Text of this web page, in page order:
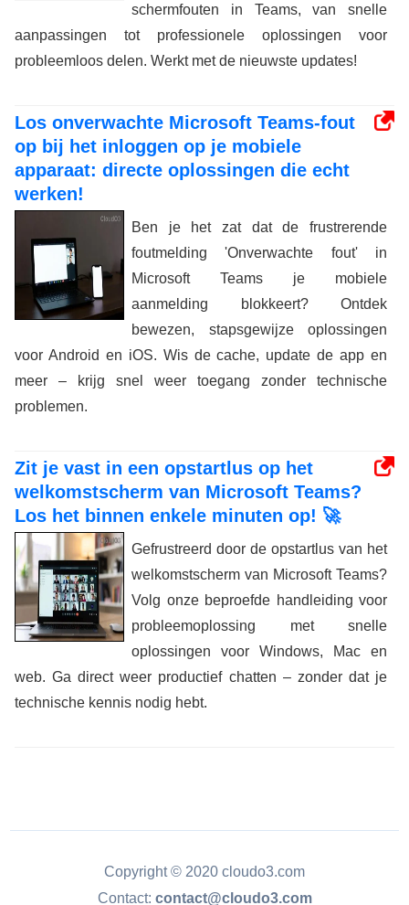
schermfouten in Teams, van snelle
aanpassingen tot professionele oplossingen voor
probleemloos delen. Werkt met de nieuwste updates!
Los onverwachte Microsoft Teams-fout
op bij het inloggen op je mobiele
apparaat: directe oplossingen die echt
werken!
Ben je het zat dat de frustrerende
foutmelding 'Onverwachte fout' in
Microsoft Teams je mobiele
aanmelding blokkeert? Ontdek
bewezen, stapsgewijze oplossingen
voor Android en iOS. Wis de cache, update de app en
meer – krijg snel weer toegang zonder technische
problemen.
Zit je vast in een opstartlus op het
welkomstscherm van Microsoft Teams?
Los het binnen enkele minuten op! 🚀
Gefrustreerd door de opstartlus van het
welkomstscherm van Microsoft Teams?
Volg onze beproefde handleiding voor
probleemoplossing met snelle
oplossingen voor Windows, Mac en
web. Ga direct weer productief chatten – zonder dat je
technische kennis nodig hebt.
Copyright © 2020 cloudo3.com
Contact: contact@cloudo3.com